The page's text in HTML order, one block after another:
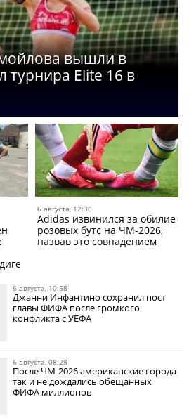
вышли в
турнира Elite 16 в
6 августа, 12:30
Adidas извинился за обилие
розовых бутс на ЧМ-2026,
назвав это совпадением
6 августа, 10:58
Джанни Инфантино сохранил пост
главы ФИФА после громкого
конфликта с УЕФА
6 августа, 08:28
После ЧМ-2026 американские города
так и не дождались обещанных
ФИФА миллионов